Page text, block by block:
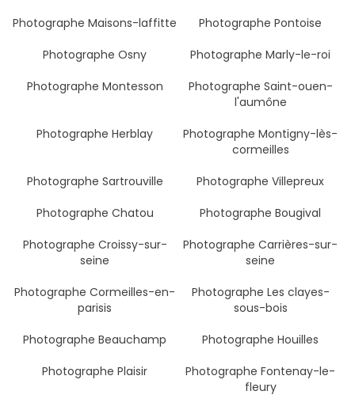
Photographe Maisons-laffitte
Photographe Pontoise
Photographe Osny
Photographe Marly-le-roi
Photographe Montesson
Photographe Saint-ouen-
l'aumône
Photographe Herblay
Photographe Montigny-lès-
cormeilles
Photographe Sartrouville
Photographe Villepreux
Photographe Chatou
Photographe Bougival
Photographe Croissy-sur-
seine
Photographe Carrières-sur-
seine
Photographe Cormeilles-en-
parisis
Photographe Les clayes-
sous-bois
Photographe Beauchamp
Photographe Houilles
Photographe Plaisir
Photographe Fontenay-le-
fleury